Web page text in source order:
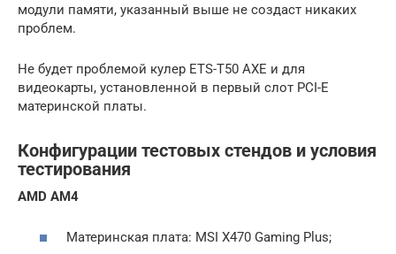
модули памяти, указанный выше не создаст никаких
проблем.
Не будет проблемой кулер ETS-T50 AXE и для
видеокарты, установленной в первый слот PCI-E
материнской платы.
Конфигурации тестовых стендов и условия
тестирования
AMD AM4
Материнская плата: MSI X470 Gaming Plus;